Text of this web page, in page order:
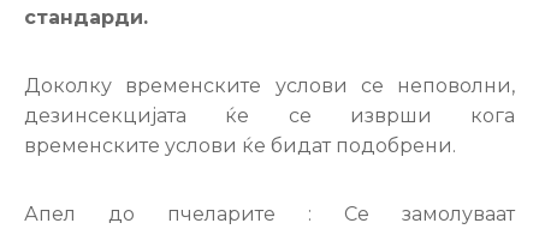
стандарди.
Доколку временските услови се неповолни,
дезинсекцијата ќе се изврши кога
временските услови ќе бидат подобрени.
Апел до пчеларите : Се замолуваат